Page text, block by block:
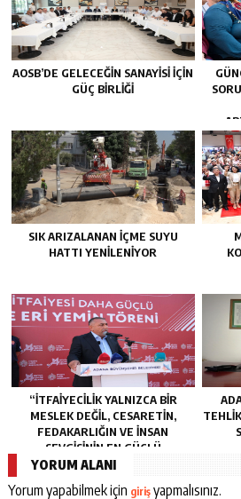
AOSB’DE GELECEĞIN SANAYISI İÇIN
GÜÇ BIRLIĞI
SIK ARIZALANAN IÇME SUYU
HATTI YENILENIYOR
“İTFAIYECILIK YALNIZCA BIR
MESLEK DEĞIL, CESARETIN,
FEDAKARLIĞIN VE INSAN
SEVGISININ EN GÜÇLÜ
TEMSILIDIR.”
YORUM ALANI
Yorum yapabilmek için girişyapmalısınız.